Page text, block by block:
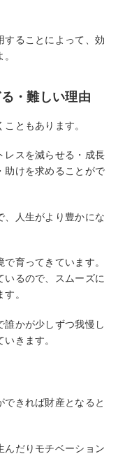
することによって、効
・難しい理由
ともあります。
レスを減らせる・成長
助けを求めることがで
、人生がより豊かにな
育ってきています。
いるので、スムーズに
。
誰かが少しずつ我慢し
きます。
きれば財産となると
んだりモチベーション